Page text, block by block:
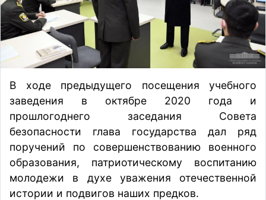
В ходе предыдущего посещения учебного
заведения в октябре 2020 года и
прошлогоднего заседания Совета
безопасности глава государства дал ряд
поручений по совершенствованию военного
образования, патриотическому воспитанию
молодежи в духе уважения отечественной
истории и подвигов наших предков.